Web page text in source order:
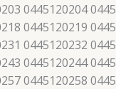
0445120204
0445120219
0445120232
0445120244
0445120258